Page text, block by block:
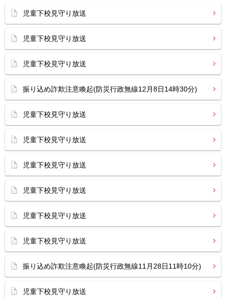
児童下校見守り放送
児童下校見守り放送
児童下校見守り放送
振り込め詐欺注意喚起(防災行政無線12月8日14時30分)
児童下校見守り放送
児童下校見守り放送
児童下校見守り放送
児童下校見守り放送
児童下校見守り放送
児童下校見守り放送
振り込め詐欺注意喚起(防災行政無線11月28日11時10分)
児童下校見守り放送